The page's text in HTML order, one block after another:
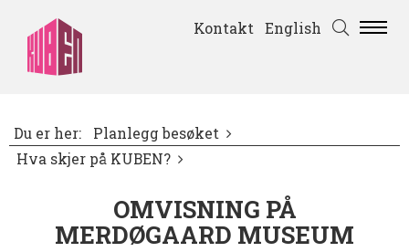
Kontakt English
Du er her:
Planlegg besøket
Hva skjer på KUBEN?
OMVISNING PÅ
MERDØGAARD MUSEUM